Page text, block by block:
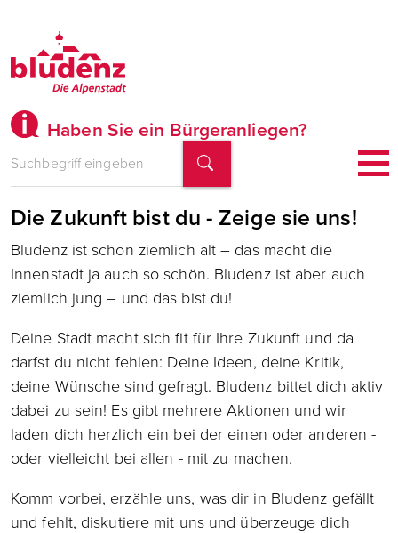
Haben Sie ein Bürgeranliegen?
Die Zukunft bist du - Zeige sie uns!
Bludenz ist schon ziemlich alt – das macht die
Innenstadt ja auch so schön. Bludenz ist aber auch
ziemlich jung – und das bist du!
Deine Stadt macht sich fit für Ihre Zukunft und da
darfst du nicht fehlen: Deine Ideen, deine Kritik,
deine Wünsche sind gefragt. Bludenz bittet dich aktiv
dabei zu sein! Es gibt mehrere Aktionen und wir
laden dich herzlich ein bei der einen oder anderen -
oder vielleicht bei allen - mit zu machen.
Komm vorbei, erzähle uns, was dir in Bludenz gefällt
und fehlt, diskutiere mit uns und überzeuge dich